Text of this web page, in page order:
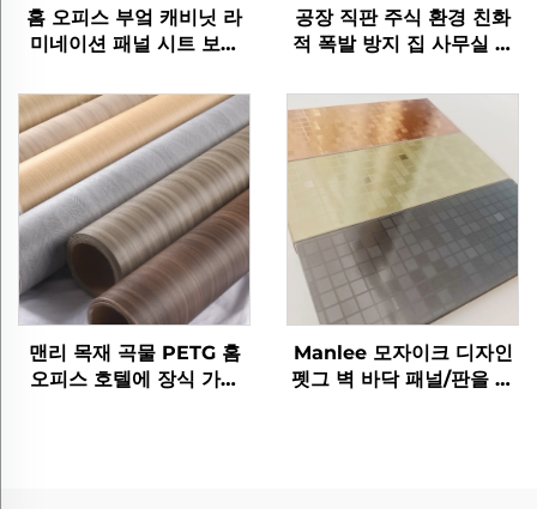
홈 오피스 부엌 캐비닛 라
미네이션 패널 시트 보호
공장 직판 주식 환경 친화
적 폭발 방지 집 사무실 호
곡물 필름
맨리 목재 곡물 PETG 홈
오피스 호텔에 장식 가구
Manlee 모자이크 디자인
펫그 벽 바닥 패널/판을 위